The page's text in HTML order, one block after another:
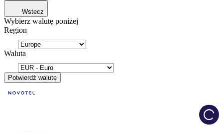
Wstecz
Wybierz walutę poniżej
Region
Waluta
Potwierdź walutę